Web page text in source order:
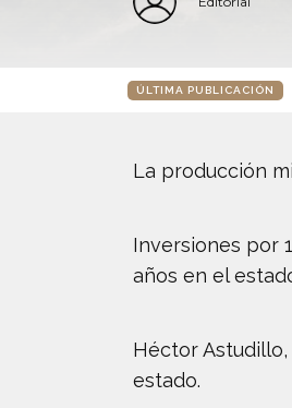
ÚLTIMA PUBLICACIÓN
La producción
Inversiones por
años en el
Héctor
estado.